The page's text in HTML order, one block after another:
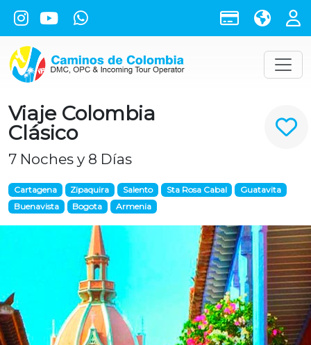
Viaje Colombia
Clásico
7 Noches y 8 Días
Cartagena Zipaquira Salento Sta Rosa Cabal
Guatavita
Buenavista
Bogota Armenia